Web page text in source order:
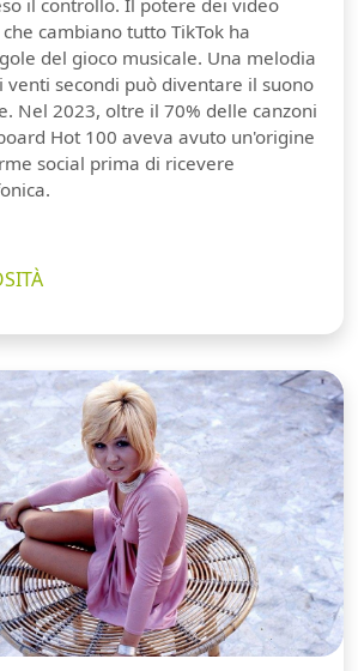
il controllo. Il potere dei video
cambiano tutto TikTok ha
del gioco musicale. Una melodia
venti secondi può diventare il suono
Nel 2023, oltre il 70% delle canzoni
Hot 100 aveva avuto un'origine
social prima di ricevere